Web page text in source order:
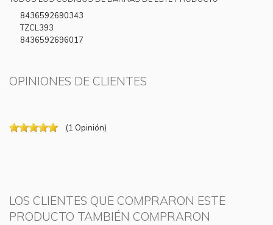
8436592690343
TZCL393
8436592696017
OPINIONES DE CLIENTES
(1 Opinión)
LOS CLIENTES QUE COMPRARON ESTE
PRODUCTO TAMBIÉN COMPRARON